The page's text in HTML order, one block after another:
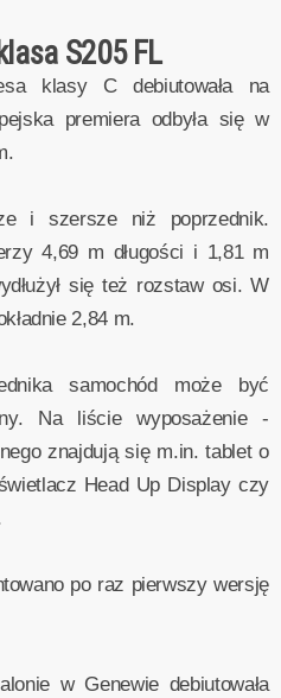
S205 FL
klasy C debiutowała na
premiera odbyła się w
i szersze niż poprzednik.
4,69 m długości i 1,81 m
się też rozstaw osi. W
2,84 m.
samochód może być
Na liście wyposażenie -
znajdują się m.in. tablet o
Head Up Display czy
po raz pierwszy wersję
w Genewie debiutowała